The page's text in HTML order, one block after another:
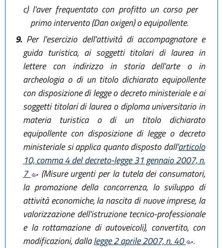
c)l'aver frequentato con profitto un corso per
primo intervento (Dan oxigen) o equipollente.
9.Per l'esercizio dell'attività di accompagnatore e
guida turistica, ai soggetti titolari di laurea in
lettere con indirizzo in storia dell'arte o in
archeologia o di un titolo dichiarato equipollente
con disposizione di legge o decreto ministeriale e ai
soggetti titolari di laurea o diploma universitario in
materia turistica o di un titolo dichiarato
equipollente con disposizione di legge o decreto
ministeriale si applica quanto disposto dall'articolo
10, comma 4 del decreto-legge 31 gennaio 2007, n.
7
(Misure urgenti per la tutela dei consumatori,
la promozione della concorrenza, lo sviluppo di
attività economiche, la nascita di nuove imprese, la
valorizzazione dell'istruzione tecnico-professionale
e la rottamazione di autoveicoli), convertito, con
modificazioni, dallalegge 2 aprile 2007, n. 40
.